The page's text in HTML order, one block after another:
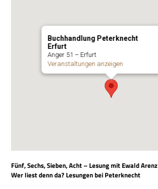
Buchhandlung Peterknecht
Erfurt
Anger 51 – Erfurt
Ver­an­stal­tun­gen anzeigen
Fünf, Sechs, Sie­ben, Acht – Lesung mit Ewald Arenz
Wer liest denn da? Lesun­gen bei Peterknecht